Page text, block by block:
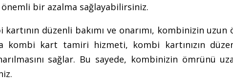
bir azalma sağlayabilirsiniz.
kartının düzenli bakımı ve onarımı, kombinizin
kombi kart tamiri hizmeti, kombi kartınızın
sağlar. Bu sayede, kombinizin ömrünü